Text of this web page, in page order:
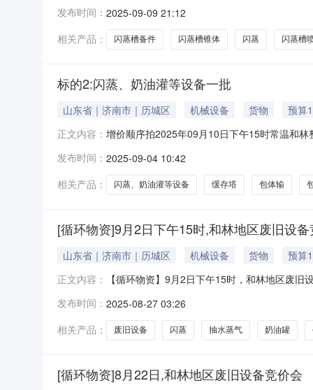
0508:00:00八、公告日期：2025-09-09九、采
发布时间： 2025-09-09 21:12
相关产品：
闪蒸槽备件 闪蒸槽锥体 闪蒸 闪蒸槽
标的2:闪蒸、奶油灌等设备一批
山东省｜济南市｜历城区 机械设备 货物
预算
正文内容： 增价顺序拍2025年09月10日下午15时常温和
以网络竞价的方式公开处置：标的：常温和林
发布时间： 2025-09-04 10:42
相关产品：
闪蒸、奶油灌等设备 缓存塔 包体输
[循环物资]9月2日下午15时,和林地区废旧设
山东省｜济南市｜历城区 机械设备 货物
预算
正文内容：
【循环物资】9月2日下午15时，和林地区废
03标的图片见竞拍页面04特别说明设备图片只
发布时间： 2025-08-27 03:26
相关产品：
废旧设备 闪蒸 抽水蒸气 奶油罐
[循环物资]8月22日,和林地区废旧设备竞价会